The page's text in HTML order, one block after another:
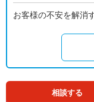
お客様の不安を解消
相談する